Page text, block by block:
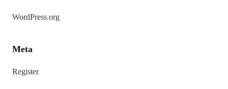
WordPress.org
Meta
Register